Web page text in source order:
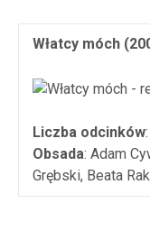
Włatcy móch
Liczba odcinków
Obsada: Adam
Grębski, Beata